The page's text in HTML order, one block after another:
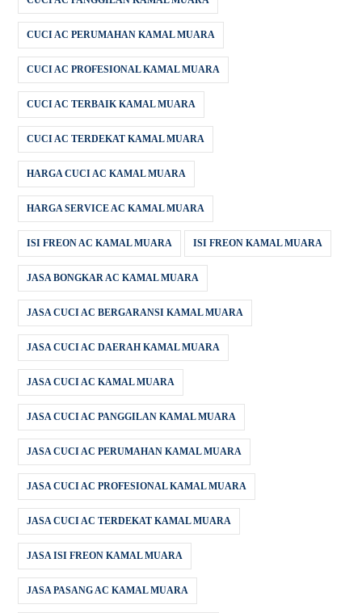
CUCI AC PERUMAHAN KAMAL MUARA
CUCI AC PROFESIONAL KAMAL MUARA
CUCI AC TERBAIK KAMAL MUARA
CUCI AC TERDEKAT KAMAL MUARA
HARGA CUCI AC KAMAL MUARA
HARGA SERVICE AC KAMAL MUARA
ISI FREON AC KAMAL MUARA ISI FREON KAMAL MUARA
JASA BONGKAR AC KAMAL MUARA
JASA CUCI AC BERGARANSI KAMAL MUARA
JASA CUCI AC DAERAH KAMAL MUARA
JASA CUCI AC KAMAL MUARA
JASA CUCI AC PANGGILAN KAMAL MUARA
JASA CUCI AC PERUMAHAN KAMAL MUARA
JASA CUCI AC PROFESIONAL KAMAL MUARA
JASA CUCI AC TERDEKAT KAMAL MUARA
JASA ISI FREON KAMAL MUARA
JASA PASANG AC KAMAL MUARA